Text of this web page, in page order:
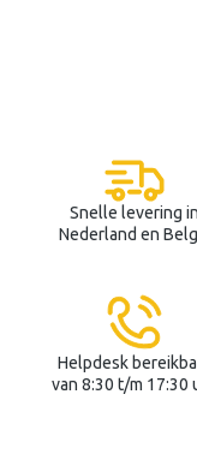
Snelle levering in
Nederland en
Helpdesk
van 8:30 t/m 17:30